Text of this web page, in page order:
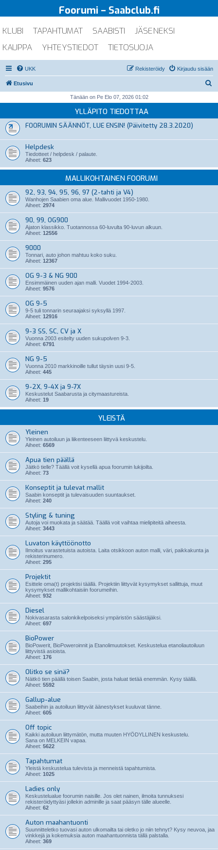
Foorumi – Saabclub.fi
KLUBI TAPAHTUMAT SAABISTI
JÄSENEKSI
KAUPPA
YHTEYSTIEDOT TIETOSUOJA
UKK Kirjaudu sisään
Rekisteröidy
Etusivu
i
Tänään on Pe Elo 07, 2026 01:02
YLLÄPITO TIEDOTTAA
FOORUMIN SÄÄNNÖT, LUE ENSIN! (Päivitetty 28.3.2020)
Helpdesk
Tiedotteet / helpdesk / palaute.
Aiheet: 623
MALLIKOHTAINEN FOORUMI
92, 93, 94, 95, 96, 97 (2-tahti ja V4)
Wanhojen Saabien oma alue. Mallivuodet 1950-1980.
Aiheet: 2974
90, 99, OG900
Ajaton klassikko. Tuotannossa 60-luvulta 90-luvun alkuun.
Aiheet: 12556
9000
Tonnari, auto johon mahtuu koko suku.
Aiheet: 12367
OG 9-3 & NG 900
Ensimmäinen uuden ajan malli. Vuodet 1994-2003.
Aiheet: 9576
OG 9-5
9-5 tuli tonnarin seuraajaksi syksyllä 1997.
Aiheet: 12916
9-3 SS, SC, CV ja X
Vuonna 2003 esitelty uuden sukupolven 9-3.
Aiheet: 6791
NG 9-5
Vuonna 2010 markkinoille tullut täysin uusi 9-5.
Aiheet: 445
9-2X, 9-4X ja 9-7X
Keskustelut Saabarusta ja citymaastureista.
Aiheet: 19
YLEISTÄ
Yleinen
Yleinen autoiluun ja liikenteeseen liittyvä keskustelu.
Aiheet: 6569
Apua tien päällä
Jäitkö tielle? Täällä voit kysellä apua foorumin lukijoilta.
Aiheet: 73
Konseptit ja tulevat mallit
Saabin konseptit ja tulevaisuuden suuntaukset.
Aiheet: 240
Styling & tuning
Autoja voi muokata ja säätää. Täällä voit vaihtaa mielipiteitä aiheesta.
Aiheet: 3443
Luvaton käyttöönotto
Ilmoitus varastetuista autoista. Laita otsikkoon auton malli, väri, paikkakunta ja
rekisterinumero.
Aiheet: 295
Projektit
Esittele oma(t) projektisi täällä. Projektiin liittyvät kysymykset sallittuja, muut
kysymykset mallikohtaisiin foorumeihin.
Aiheet: 932
Diesel
Nokivasarasta salonkikelpoiseksi ympäristön säästäjäksi.
Aiheet: 697
BioPower
BioPowerit, BioPoweroinnit ja Etanolimuutokset. Keskustelua etanoliautoiluun
liittyvistä asioista.
Aiheet: 176
Olitko se sinä?
Näitkö tien päällä toisen Saabin, josta haluat tietää enemmän. Kysy täällä.
Aiheet: 5592
Gallup-alue
Saabeihin ja autoiluun liittyvät äänestykset kuuluvat tänne.
Aiheet: 605
Off topic
Kaikki autoiluun liittymätön, mutta muuten HYÖDYLLINEN keskustelu.
Sana on MELKEIN vapaa.
Aiheet: 5622
Tapahtumat
Yleistä keskustelua tulevista ja menneistä tapahtumista.
Aiheet: 1025
Ladies only
Keskustelualue foorumin naisille. Jos olet nainen, ilmoita tunnuksesi
rekisteröidyttyäsi jollekin adminille ja saat pääsyn tälle alueelle.
Aiheet: 62
Auton maahantuonti
Suunnitteletko tuovasi auton ulkomailta tai oletko jo niin tehnyt? Kysy neuvoa, jaa
vinkkejä ja kokemuksia auton maahantuonnista tällä palstalla.
Aiheet: 369